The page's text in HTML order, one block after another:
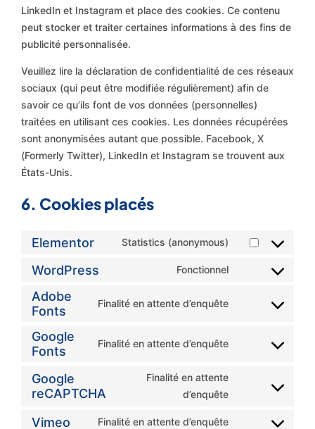
LinkedIn et Instagram et place des cookies. Ce contenu
peut stocker et traiter certaines informations à des fins de
publicité personnalisée.
Veuillez lire la déclaration de confidentialité de ces réseaux
sociaux (qui peut être modifiée régulièrement) afin de
savoir ce qu’ils font de vos données (personnelles)
traitées en utilisant ces cookies. Les données récupérées
sont anonymisées autant que possible. Facebook, X
(Formerly Twitter), LinkedIn et Instagram se trouvent aux
États-Unis.
6. Cookies placés
Elementor Statistics (anonymous)
WordPress Fonctionnel
Adobe
Fonts
Finalité en attente d’enquête
Google
Fonts
Finalité en attente d’enquête
Google
reCAPTCHA
Finalité en attente
d’enquête
Vimeo Finalité en attente d’enquête